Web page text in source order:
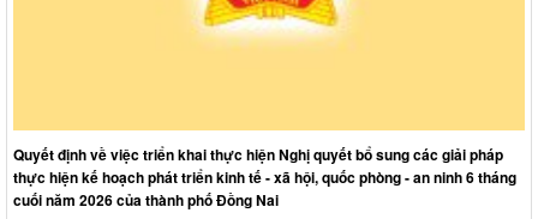
Quyết định về việc triển khai thực hiện Nghị quyết bổ sung các giải pháp
thực hiện kế hoạch phát triển kinh tế - xã hội, quốc phòng - an ninh 6 tháng
cuối năm 2026 của thành phố Đồng Nai